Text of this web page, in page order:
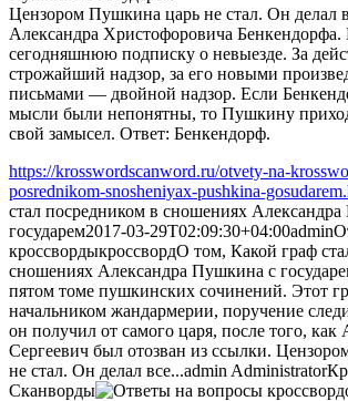
Цензором Пушкина царь не стал. Он делал
Александра Христофоровича
сегодняшнюю подписку о невыезде. За
строжайший надзор, за его новыми
письмами — двойной надзор. Если
мысли были непонятны, то Пушкину
свой замысел. Ответ: Бенкендорф.
https://krosswordscanword.ru/otvety-na-
posrednikom-snosheniyax-pushkina-
стал посредником в сношениях
государем2017-03-29T02:09:30+04:00admin
кроссвордыкроссвордО том, Какой граф
сношениях Александра Пушкина с
пятом томе пушкинских сочинений. Этот
начальником жандармерии, поручение
он получил от самого царя, после того, как
Сергеевич был отозван из ссылки.
не стал. Он делал все...admin Administrator
Сканворды